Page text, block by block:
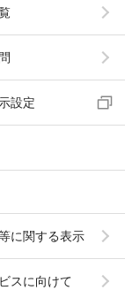
設定
に関する表示
スに向けて